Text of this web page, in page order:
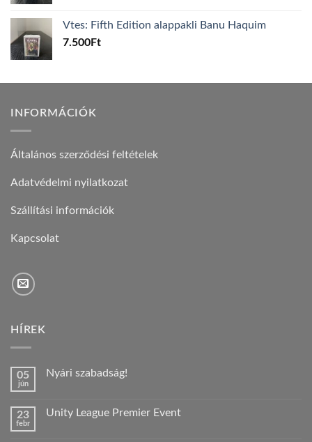
Vtes: Fifth Edition alappakli Banu Haquim
7.500Ft
INFORMÁCIÓK
Általános szerződési feltételek
Adatvédelmi nyilatkozat
Szállítási információk
Kapcsolat
HÍREK
05
jún
Nyári szabadság!
Nyári
23
febr
Unity League Premier Event